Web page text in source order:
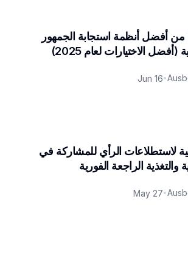
نظامًا من أفضل أنظمة استجابة الجمهور
الاختيارات لعام 2025)
•
Jun 16
لاستطلاعات الرأي للمشاركة في
والتغذية الراجعة الفورية
•
May 27